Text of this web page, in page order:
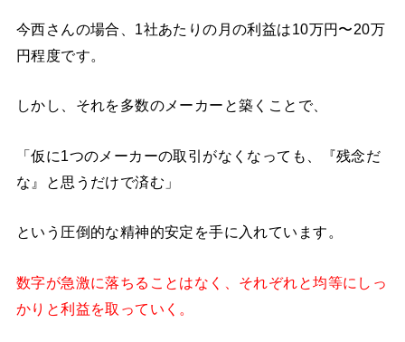
今西さんの場合、1社あたりの月の利益は10万円〜20万
円程度です。
しかし、それを多数のメーカーと築くことで、
「仮に1つのメーカーの取引がなくなっても、『残念だ
な』と思うだけで済む」
という圧倒的な精神的安定を手に入れています。
数字が急激に落ちることはなく、それぞれと均等にしっ
かりと利益を取っていく。